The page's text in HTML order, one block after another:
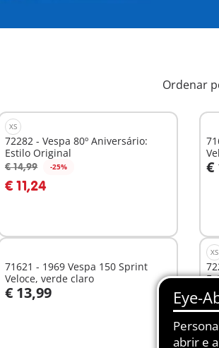
Ordenar
XS
72282 - Vespa 80º Aniversário:
Estilo Original
€ 14,99 -25%
€ 11,24
€
71621 - 1969 Vespa 150 Sprint
Veloce, verde claro
€ 13,99
Ao carrinho
XS
€